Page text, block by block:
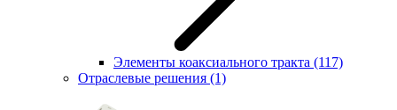
Элементы коаксиального тракта (117)
Отраслевые решения (1)